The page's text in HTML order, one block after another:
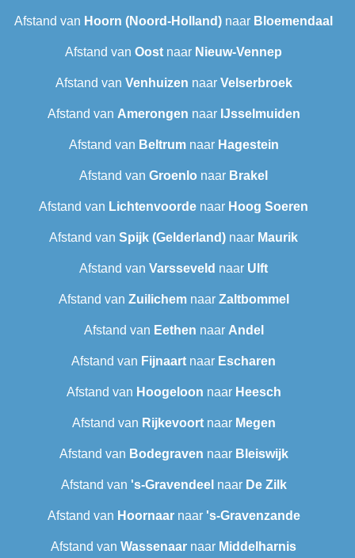
Afstand van Hoorn (Noord-Holland) naar Bloemendaal
Afstand van Oost naar Nieuw-Vennep
Afstand van Venhuizen naar Velserbroek
Afstand van Amerongen naar IJsselmuiden
Afstand van Beltrumnaar Hagestein
Afstand van Groenlo naar Brakel
Afstand van Lichtenvoorde naar Hoog Soeren
Afstand van Spijk (Gelderland) naar Maurik
Afstand van Varsseveld naar Ulft
Afstand van Zuilichemnaar Zaltbommel
Afstand van Eethen naar Andel
Afstand van Fijnaart naar Escharen
Afstand van Hoogeloon naar Heesch
Afstand van Rijkevoortnaar Megen
Afstand van Bodegraven naar Bleiswijk
Afstand van 's-Gravendeel naar De Zilk
Afstand van Hoornaarnaar 's-Gravenzande
Afstand van Wassenaar naar Middelharnis